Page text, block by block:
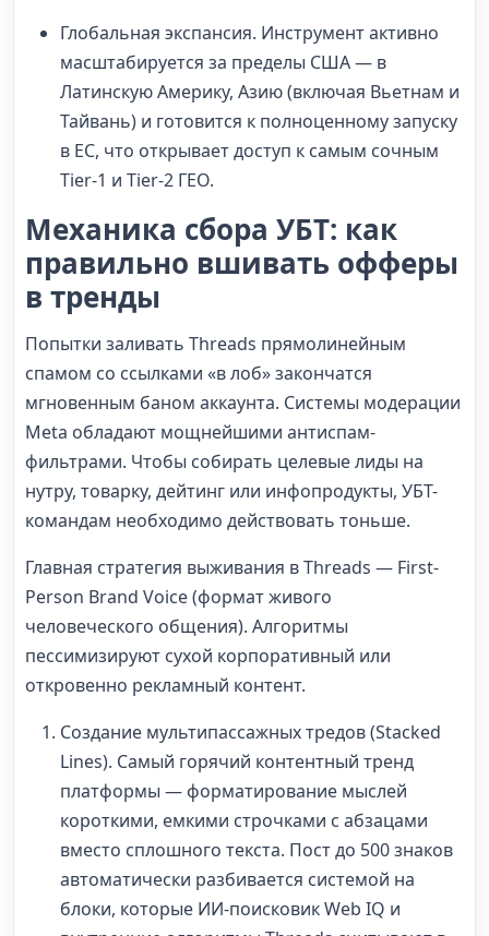
Глобальная экспансия. Инструмент активно
масштабируется за пределы США — в
Латинскую Америку, Азию (включая Вьетнам и
Тайвань) и готовится к полноценному запуску
в ЕС, что открывает доступ к самым сочным
Tier-1 и Tier-2 ГЕО.
Механика сбора УБТ: как
правильно вшивать офферы
в тренды
Попытки заливать Threads прямолинейным
спамом со ссылками «в лоб» закончатся
мгновенным баном аккаунта. Системы модерации
Meta обладают мощнейшими антиспам-
фильтрами. Чтобы собирать целевые лиды на
нутру, товарку, дейтинг или инфопродукты, УБТ-
командам необходимо действовать тоньше.
Главная стратегия выживания в Threads — First-
Person Brand Voice (формат живого
человеческого общения). Алгоритмы
пессимизируют сухой корпоративный или
откровенно рекламный контент.
Создание мультипассажных тредов (Stacked
Lines). Самый горячий контентный тренд
платформы — форматирование мыслей
короткими, емкими строчками с абзацами
вместо сплошного текста. Пост до 500 знаков
автоматически разбивается системой на
блоки, которые ИИ-поисковик Web IQ и